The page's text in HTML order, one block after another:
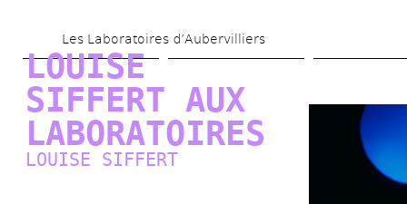
au
contenu
principal
Les Laboratoires d’Aubervilliers
LOUISE
SIFFERT AUX
LABORATOIRES
LOUISE SIFFERT